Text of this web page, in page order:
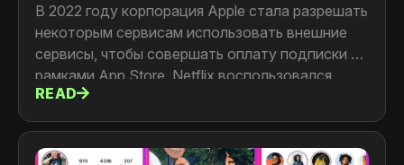
В 2022 году корпорация Apple стала разрешать
некоторым сервисам использовать внешние
сервисы, чтобы совершать оплату подписки за
рамками App Store. Netflix воспользовался
этим и добавил возможность оплатить
подписку на сайте сервиса.
READ